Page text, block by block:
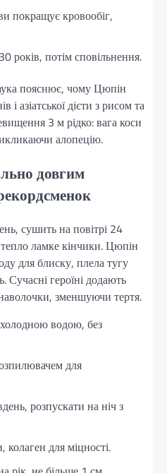
покращує кровообіг,
років, потім сповільнення.
пояснює, чому Цюпін
і азіатської дієти з рисом та
3 м рідко: вага коси
алопецію.
довгим
сушить на повітрі 24
ламке кінчики. Цюпін
для блиску, плела тугу
Сучасні героїні додають
зменшуючи тертя.
водою, без
для
розпускати на ніч з
для міцності.